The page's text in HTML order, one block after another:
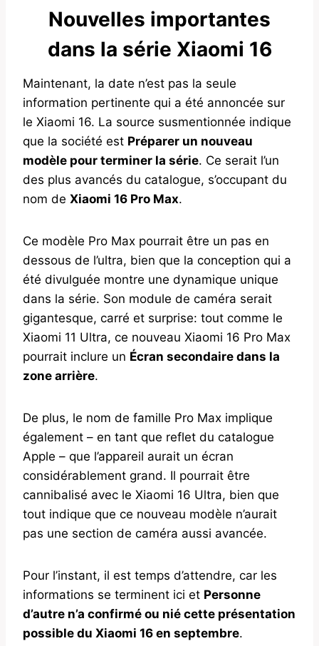
Nouvelles importantes
dans la série Xiaomi 16
Maintenant, la date n’est pas la seule
information pertinente qui a été annoncée sur
le Xiaomi 16. La source susmentionnée indique
que la société est Préparer un nouveau
modèle pour terminer la série. Ce serait l’un
des plus avancés du catalogue, s’occupant du
nom de Xiaomi 16 Pro Max.
Ce modèle Pro Max pourrait être un pas en
dessous de l’ultra, bien que la conception qui a
été divulguée montre une dynamique unique
dans la série. Son module de caméra serait
gigantesque, carré et surprise: tout comme le
Xiaomi 11 Ultra, ce nouveau Xiaomi 16 Pro Max
pourrait inclure un Écran secondaire dans la
zone arrière.
De plus, le nom de famille Pro Max implique
également – en tant que reflet du catalogue
Apple – que l’appareil aurait un écran
considérablement grand. Il pourrait être
cannibalisé avec le Xiaomi 16 Ultra, bien que
tout indique que ce nouveau modèle n’aurait
pas une section de caméra aussi avancée.
Pour l’instant, il est temps d’attendre, car les
informations se terminent ici et Personne
d’autre n’a confirmé ou nié cette présentation
possible du Xiaomi 16 en septembre.